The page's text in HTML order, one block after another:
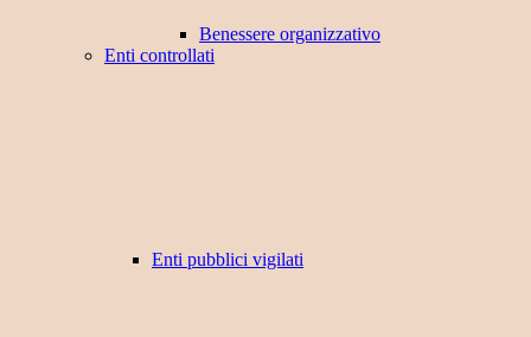
Benessere organizzativo
Enti controllati
Enti pubblici vigilati